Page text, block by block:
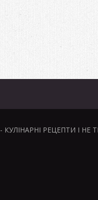
- КУЛІНАРНІ РЕЦЕПТИ І НЕ